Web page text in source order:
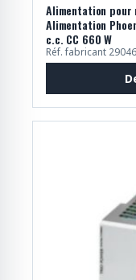
Alimentation pour
Alimentation
c.c. CC 660 W
Réf. fabricant